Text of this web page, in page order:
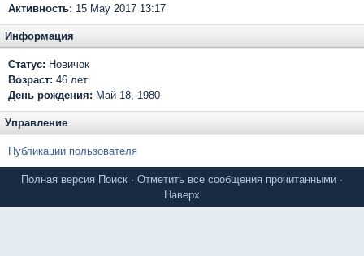
Активность: 15 May 2017 13:17
Информация
Статус: Новичок
Возраст: 46 лет
День рождения: Май 18, 1980
Управление
Публикации пользователя
Полная версия Поиск · Отметить все сообщения прочитанными ·
Наверх